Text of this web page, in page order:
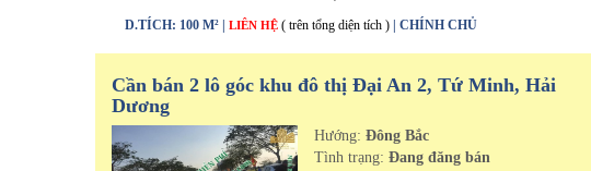
D.TÍCH: 100 M² | LIÊN HỆ ( trên tổng diện tích ) | CHÍNH CHỦ
Cần bán 2 lô góc khu đô thị Đại An 2, Tứ Minh, Hải
Dương
Hướng:Đông Bắc
Tình trạng:Đang đăng bán